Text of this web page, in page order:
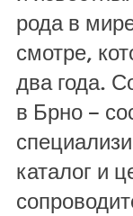
рода в
смотре,
два года.
в Брно –
каталог и